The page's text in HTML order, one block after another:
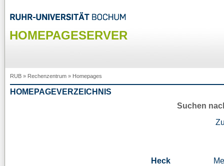
HOMEPAGESERVER
RUB » Rechenzentrum » Homepages
HOMEPAGEVERZEICHNIS
Suchen
Heck